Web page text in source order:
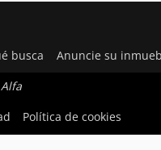
busca Anuncie su
Política de cookies